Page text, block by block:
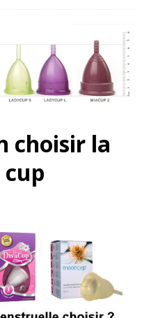
choisir la